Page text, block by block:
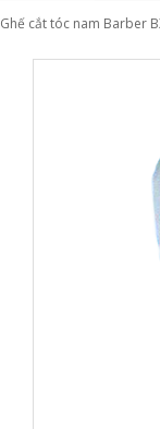
Ghế cắt tóc nam Barber